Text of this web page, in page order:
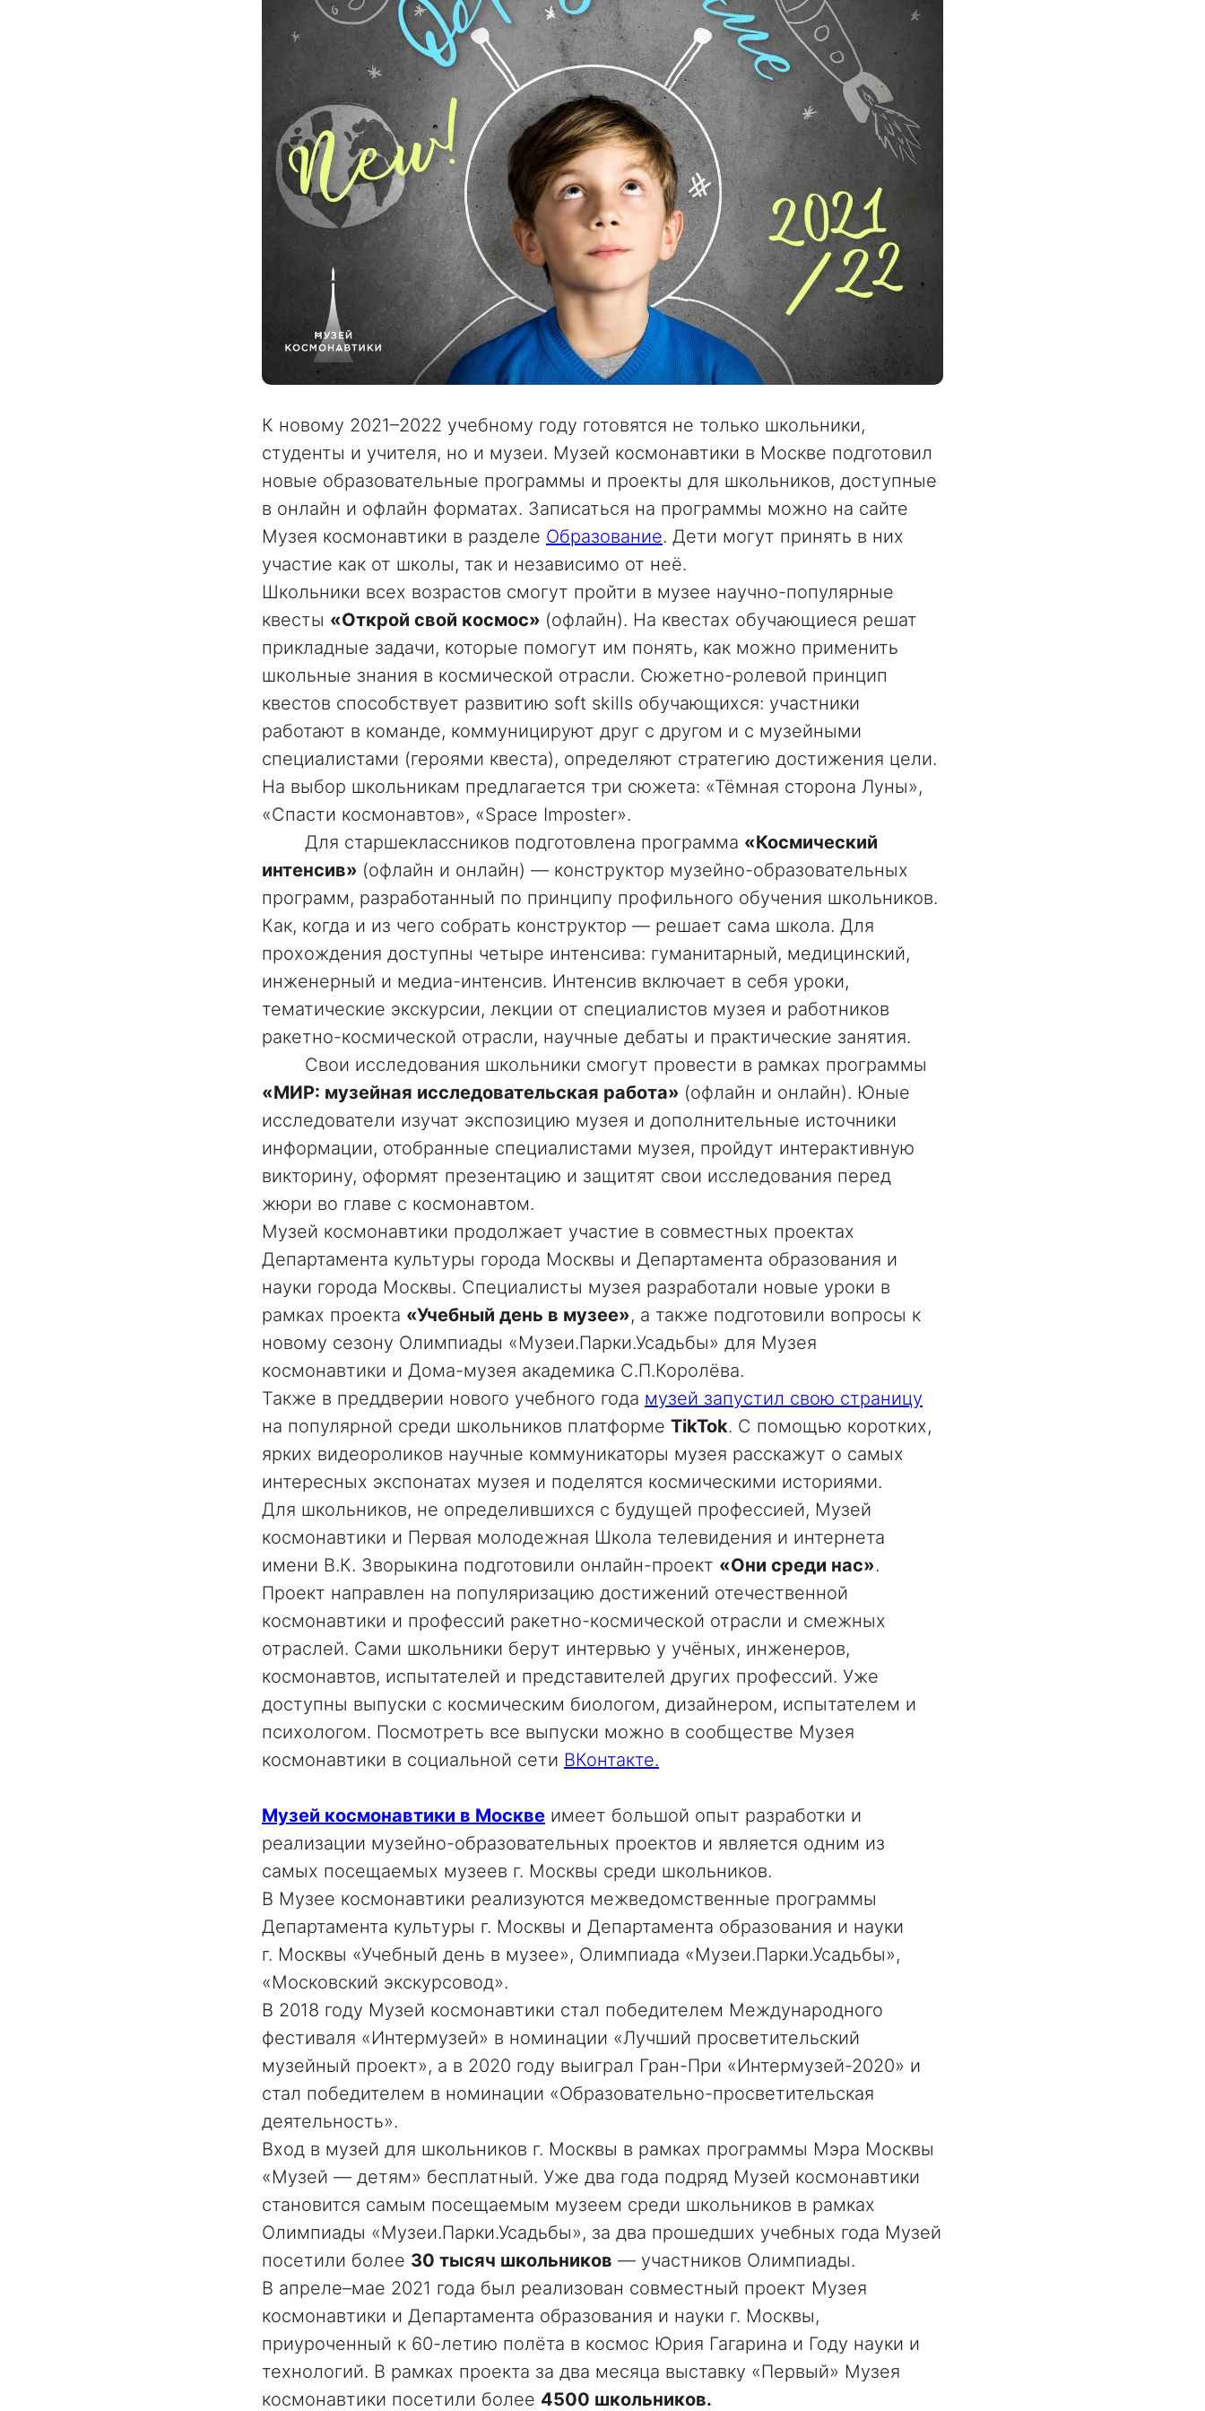
К новому 2021–2022 учебному году готовятся не только школьники,
студенты и учителя, но и музеи. Музей космонавтики в Москве подготовил
новые образовательные программы и проекты для школьников, доступные
в онлайн и офлайн форматах. Записаться на программы можно на сайте
Музея космонавтики в разделе Образование. Дети могут принять в них
участие как от школы, так и независимо от неё.
Школьники всех возрастов смогут пройти в музее научно-популярные
квесты «Открой свой космос» (офлайн). На квестах обучающиеся решат
прикладные задачи, которые помогут им понять, как можно применить
школьные знания в космической отрасли. Сюжетно-ролевой принцип
квестов способствует развитию soft skills обучающихся: участники
работают в команде, коммуницируют друг с другом и с музейными
специалистами (героями квеста), определяют стратегию достижения цели.
На выбор школьникам предлагается три сюжета: «Тёмная сторона Луны»,
«Спасти космонавтов», «Space Imposter».
Для старшеклассников подготовлена программа «Космический
интенсив» (офлайн и онлайн) — конструктор музейно-образовательных
программ, разработанный по принципу профильного обучения школьников.
Как, когда и из чего собрать конструктор — решает сама школа. Для
прохождения доступны четыре интенсива: гуманитарный, медицинский,
инженерный и медиа-интенсив. Интенсив включает в себя уроки,
тематические экскурсии, лекции от специалистов музея и работников
ракетно-космической отрасли, научные дебаты и практические занятия.
Свои исследования школьники смогут провести в рамках программы
«МИР: музейная исследовательская работа» (офлайн и онлайн). Юные
исследователи изучат экспозицию музея и дополнительные источники
информации, отобранные специалистами музея, пройдут интерактивную
викторину, оформят презентацию и защитят свои исследования перед
жюри во главе с космонавтом.
Музей космонавтики продолжает участие в совместных проектах
Департамента культуры города Москвы и Департамента образования и
науки города Москвы. Специалисты музея разработали новые уроки в
рамках проекта «Учебный день в музее», а также подготовили вопросы к
новому сезону Олимпиады «Музеи.Парки.Усадьбы» для Музея
космонавтики и Дома-музея академика С.П.Королёва.
Также в преддверии нового учебного года музей запустил свою страницу
на популярной среди школьников платформе TikTok. С помощью коротких,
ярких видеороликов научные коммуникаторы музея расскажут о самых
интересных экспонатах музея и поделятся космическими историями.
Для школьников, не определившихся с будущей профессией, Музей
космонавтики и Первая молодежная Школа телевидения и интернета
имени В.К. Зворыкина подготовили онлайн-проект «Они среди нас».
Проект направлен на популяризацию достижений отечественной
космонавтики и профессий ракетно-космической отрасли и смежных
отраслей. Сами школьники берут интервью у учёных, инженеров,
космонавтов, испытателей и представителей других профессий. Уже
доступны выпуски с космическим биологом, дизайнером, испытателем и
психологом. Посмотреть все выпуски можно в сообществе Музея
космонавтики в социальной сети ВКонтакте.
Музей космонавтики в Москве имеет большой опыт разработки и
реализации музейно-образовательных проектов и является одним из
самых посещаемых музеев г. Москвы среди школьников.
В Музее космонавтики реализуются межведомственные программы
Департамента культуры г. Москвы и Департамента образования и науки
г. Москвы «Учебный день в музее», Олимпиада «Музеи.Парки.Усадьбы»,
«Московский экскурсовод».
В 2018 году Музей космонавтики стал победителем Международного
фестиваля «Интермузей» в номинации «Лучший просветительский
музейный проект», а в 2020 году выиграл Гран-При «Интермузей-2020» и
стал победителем в номинации «Образовательно-просветительская
деятельность».
Вход в музей для школьников г. Москвы в рамках программы Мэра Москвы
«Музей — детям» бесплатный. Уже два года подряд Музей космонавтики
становится самым посещаемым музеем среди школьников в рамках
Олимпиады «Музеи.Парки.Усадьбы», за два прошедших учебных года Музей
посетили более 30 тысяч школьников — участников Олимпиады.
В апреле–мае 2021 года был реализован совместный проект Музея
космонавтики и Департамента образования и науки г. Москвы,
приуроченный к 60-летию полёта в космос Юрия Гагарина и Году науки и
технологий. В рамках проекта за два месяца выставку «Первый» Музея
космонавтики посетили более 4500 школьников.